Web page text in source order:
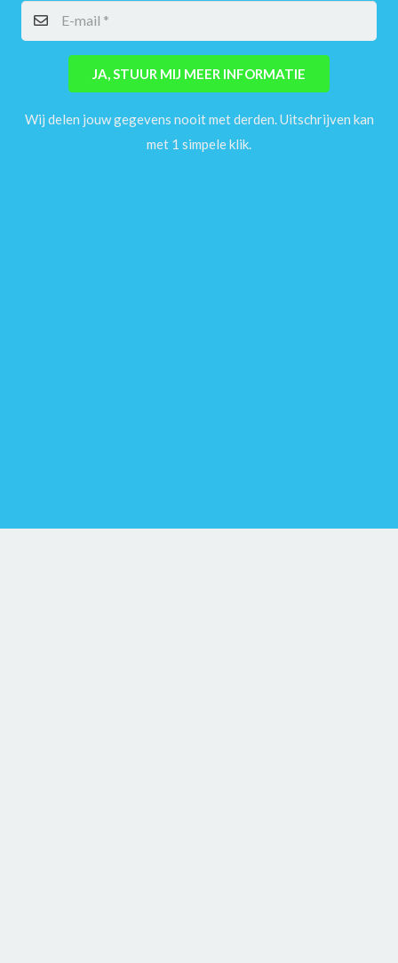
JA, STUUR MIJ MEER INFORMATIE
Wij delen jouw gegevens nooit met derden. Uitschrijven kan
met 1 simpele klik.